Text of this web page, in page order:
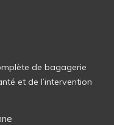
de bagagerie
et de l’intervention